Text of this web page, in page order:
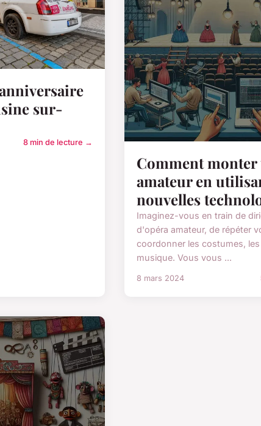
sur-
8 min de lecture →
Comment monter
amateur en
nouvelles
Imaginez-vous en train de
d'opéra amateur, de répéter
coordonner les costumes,
musique. Vous vous ...
8 mars 2024